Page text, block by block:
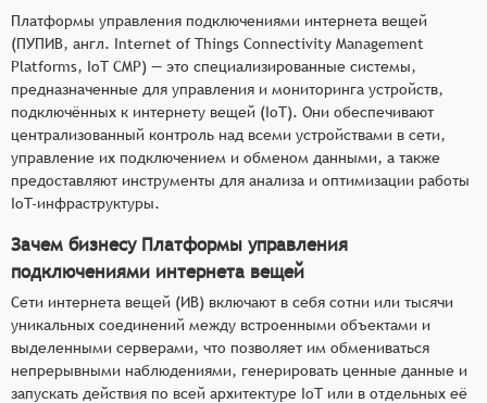
подключениях устройств,
Собирать и анализировать потоковые данные,
связанные с подключенными объектами и
соответствующими сетями,
Отслеживать сетевые настройки передачи IoT-
данных, включая лимиты данных и временные
ограничения действия,
Предоставлять инструменты для корректировки
настроек и потоков данных для оптимизации
трафика данных и снижения затрат на услуги
связи и электроэнергию.
Платформы управления подключениями интернета вещей
(ПУПИВ, англ. Internet of Things Connectivity Management
Platforms, IoT CMP) — это специализированные системы,
предназначенные для управления и мониторинга устройств,
подключённых к интернету вещей (IoT). Они обеспечивают
централизованный контроль над всеми устройствами в сети,
управление их подключением и обменом данными, а также
предоставляют инструменты для анализа и оптимизации работы
IoT-инфраструктуры.
Зачем бизнесу Платформы управления
подключениями интернета вещей
Сети интернета вещей (ИВ) включают в себя сотни или тысячи
уникальных соединений между встроенными объектами и
выделенными серверами, что позволяет им обмениваться
непрерывными наблюдениями, генерировать ценные данные и
запускать действия по всей архитектуре IoT или в отдельных её